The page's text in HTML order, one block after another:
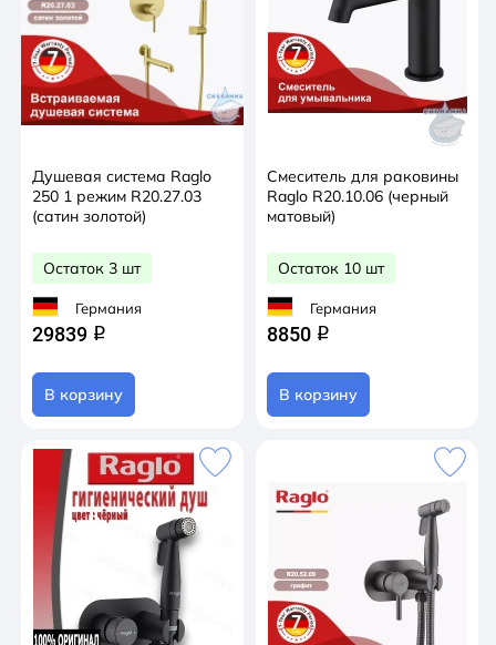
Душевая система Raglo
250 1 режим R20.27.03
(сатин золотой)
Остаток 3 шт
Германия
29839 q
В корзину
Смеситель для раковины
Raglo R20.10.06 (черный
матовый)
Остаток 10 шт
Германия
8850 q
В корзину